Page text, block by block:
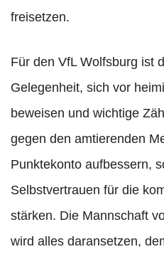
freisetzen.
Für den VfL Wolfsburg ist
Gelegenheit, sich vor
beweisen und wichtige
gegen den amtierenden
Punktekonto aufbessern,
Selbstvertrauen für die
stärken. Die Mannschaft
wird alles daransetzen,